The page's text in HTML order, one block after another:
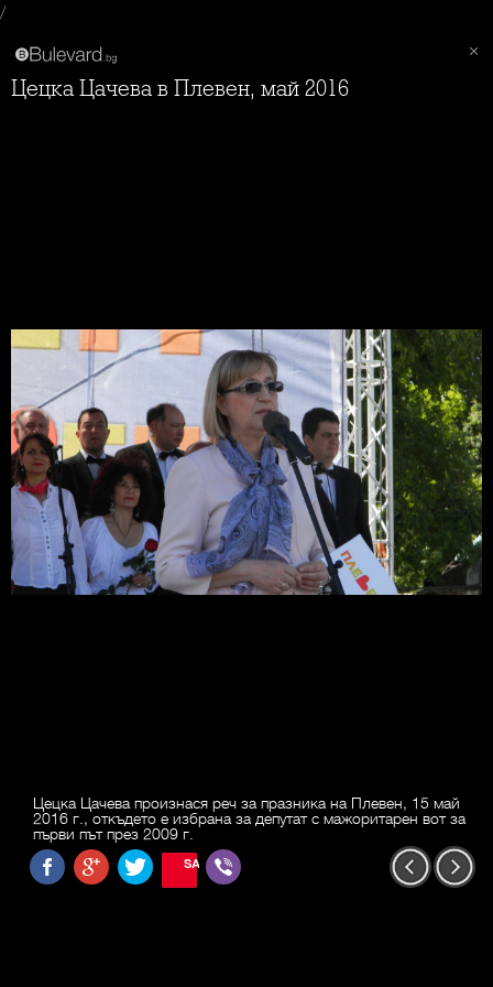
/
Цецка Цачева в Плевен, май 2016
Цецка Цачева произнася реч за празника на Плевен, 15 май
2016 г., откъдето е избрана за депутат с мажоритарен вот за
първи път през 2009 г.
SAVE